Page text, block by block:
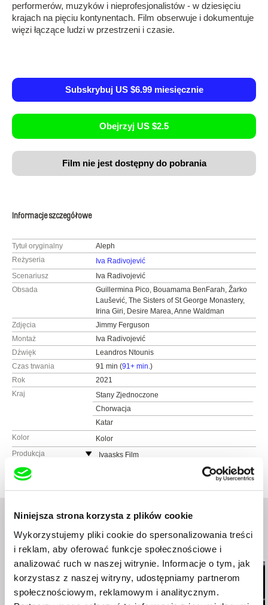
Niniejsza strona korzysta z plików cookie
Wykorzystujemy pliki cookie do spersonalizowania treści
i reklam, aby oferować funkcje społecznościowe i
analizować ruch w naszej witrynie. Informacje o tym, jak
korzystasz z naszej witryny, udostępniamy partnerom
społecznościowym, reklamowym i analitycznym.
performerów, muzyków i nieprofesjonalistów - w dziesięciu
krajach na pięciu kontynentach. Film obserwuje i dokumentuje
więzi łączące ludzi w przestrzeni i czasie.
Subskrybuj US $6.99 miesięcznie
Obejrzyj US $2.5
Film nie jest dostępny do pobrania
Informacje szczegółowe
Tytuł oryginalny
Aleph
Reżyseria
Iva Radivojević
Scenariusz
Iva Radivojević
Obsada
Guillermina Pico, Bouamama BenFarah, Žarko
Laušević, The Sisters of St George Monastery,
Irina Giri, Desire Marea, Anne Waldman
Zdjęcia
Jimmy Ferguson
Montaż
Iva Radivojević
Dźwięk
Leandros Ntounis
Czas trwania
91 min (91+ min.)
Rok
2021
Kraj
Stany Zjednoczone
Chorwacja
Katar
Kolor
Kolor
Produkcja
Ivaasks Film
Picture Palace Pictures
e-mail:picturepalacesale@yahoo.com
Podobne filmy (20)